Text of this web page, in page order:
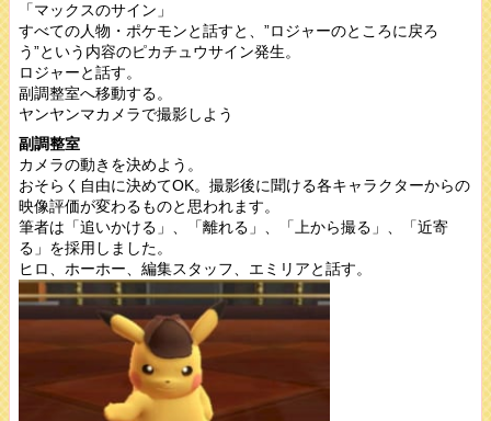
「マックスのサイン」
すべての人物・ポケモンと話すと、”ロジャーのところに戻ろ
う”という内容のピカチュウサイン発生。
ロジャーと話す。
副調整室へ移動する。
ヤンヤンマカメラで撮影しよう
副調整室
カメラの動きを決めよう。
おそらく自由に決めてOK。撮影後に聞ける各キャラクターからの
映像評価が変わるものと思われます。
筆者は「追いかける」、「離れる」、「上から撮る」、「近寄
る」を採用しました。
ヒロ、ホーホー、編集スタッフ、エミリアと話す。